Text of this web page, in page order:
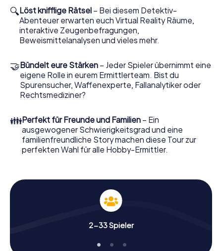
Fallanalytiker oder Gerichtsmediziner. Sie bekommen
herausfordernde Zusatzaufgaben auf Ihre Handys
gespielt, die Ihrem jeweiligem Charakter entsprechen
und dem Schlagwort „Abwechslungsreichtum“ an ganz
neue Bedeutung verleihen.
Das Krimispiel in Avezzano kann beginnen!
Nun fehlt Ihnen nur noch eine Kleinigkeit, um mit Ihren
Ermittlungen in Avezzano zu starten: Ihr Ticketcode!
Postfach. Jetzt starten Sie Ihren Online-Browser, geben
Ihren Code ein – und sind startklar!
Worauf warten Sie noch? Avezzano zählt auf Sie!
🔍Löst knifflige Rätsel – Bei diesem Detektiv-
Abenteuer erwarten euch Virtual Reality Räume,
interaktive Zeugenbefragungen,
Beweismittelanalysen und vieles mehr.
🤝Bündelt eure Stärken – Jeder Spieler übernimmt eine
eigene Rolle in eurem Ermittlerteam. Bist du
Spurensucher, Waffenexperte, Fallanalytiker oder
Rechtsmediziner?
👪Perfekt für Freunde und Familien – Ein
ausgewogener Schwierigkeitsgrad und eine
familienfreundliche Story machen diese Tour zur
perfekten Wahl für alle Hobby-Ermittler.
2-33 Spieler